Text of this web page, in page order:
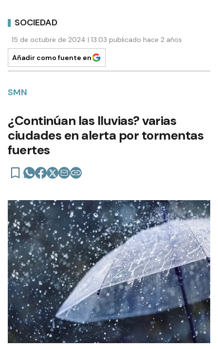
SOCIEDAD
15 de octubre de 2024 | 13:03 publicado hace 2 años
Añadir como fuente en
SMN
¿Continúan las lluvias? varias
ciudades en alerta por tormentas
fuertes